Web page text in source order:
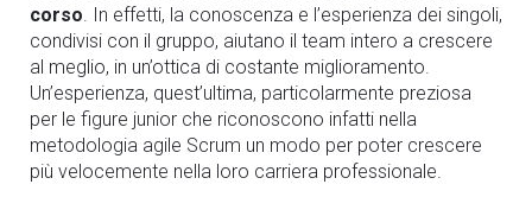
corso. In effetti, la conoscenza e l’esperienza dei singoli,
condivisi con il gruppo, aiutano il team intero a crescere
al meglio, in un’ottica di costante miglioramento.
Un’esperienza, quest’ultima, particolarmente preziosa
per le figure junior che riconoscono infatti nella
metodologia agile Scrum un modo per poter crescere
più velocemente nella loro carriera professionale.